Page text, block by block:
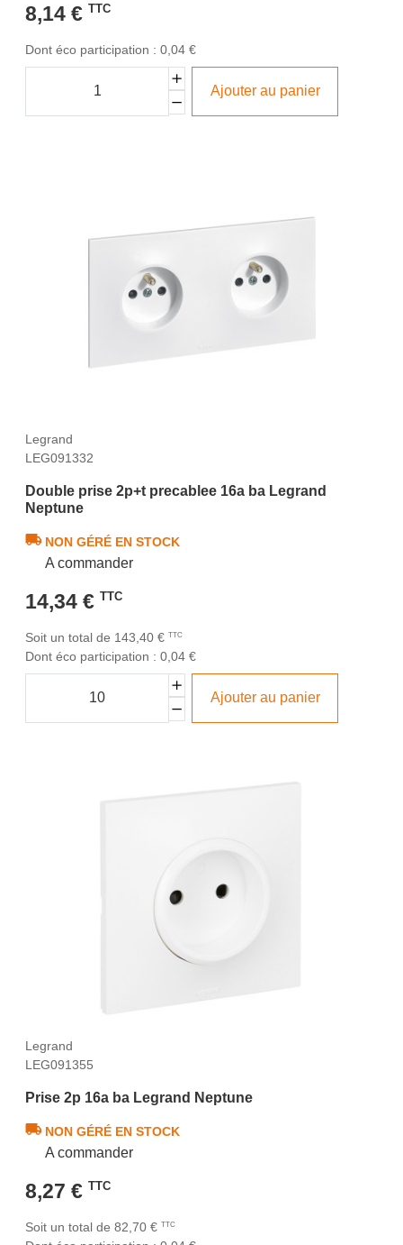
8,14 € TTC
Dont éco participation : 0,04 €
Ajouter au panier
Legrand
LEG091332
Double prise 2p+t precablee 16a ba Legrand
Neptune
NON GÉRÉ EN STOCK
A commander
14,34 € TTC
Soit un total de 143,40 € TTC
Dont éco participation : 0,04 €
Ajouter au panier
Legrand
LEG091355
Prise 2p 16a ba Legrand Neptune
NON GÉRÉ EN STOCK
A commander
8,27 € TTC
Soit un total de 82,70 € TTC